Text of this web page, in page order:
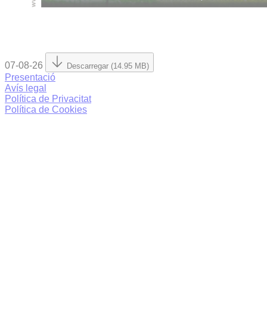
07-08-26 Descarregar (14.95 MB)
Presentació
Avís legal
Política de Privacitat
Política de Cookies